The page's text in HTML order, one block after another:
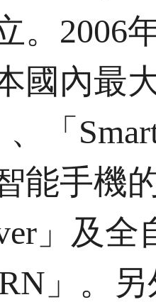
。2006
國內最
、「
能手機
」及
」。